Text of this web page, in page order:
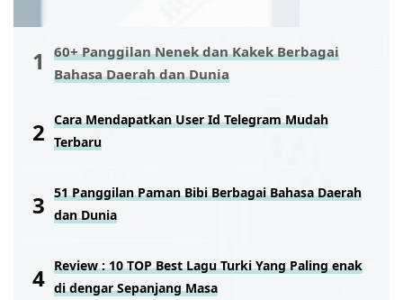
60+ Panggilan Nenek dan Kakek Berbagai
Bahasa Daerah dan Dunia
Cara Mendapatkan User Id Telegram Mudah
Terbaru
51 Panggilan Paman Bibi Berbagai Bahasa Daerah
dan Dunia
Review : 10 TOP Best Lagu Turki Yang Paling enak
di dengar Sepanjang Masa